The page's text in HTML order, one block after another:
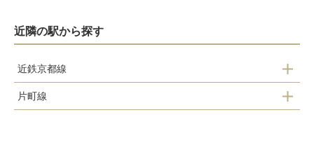
近隣の駅から探す
近鉄京都線
新田辺駅
片町線